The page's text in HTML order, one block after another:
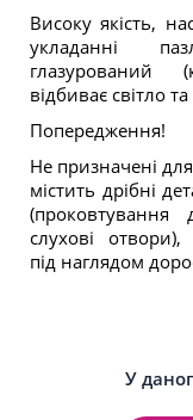
Високу якість,
укладанні
глазурований
відбиває світло
Попередження!
Не призначені
містить дрібні
слухові
під наглядом
У